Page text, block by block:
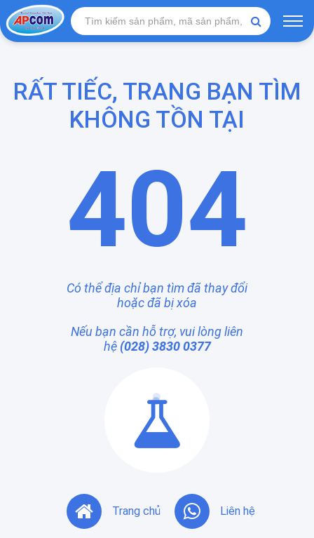
RẤT TIẾC, TRANG BẠN TÌM
KHÔNG TỒN TẠI
404
Có thể địa chỉ bạn tìm đã thay đổi
hoặc đã bị xóa
Nếu bạn cần hỗ trợ, vui lòng liên
hệ (028) 3830 0377
Trang chủ Liên hệ